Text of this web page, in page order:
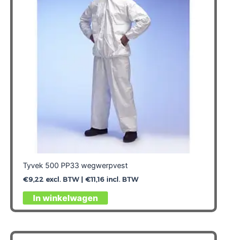
gekozen
worden
op
de
productpagina
Tyvek 500 PP33 wegwerpvest
€9,22excl. BTW | €11,16incl. BTW
In winkelwagen
Dit
product
meerdere